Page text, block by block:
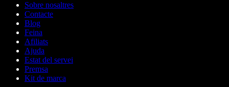
Sobre nosaltres
Contacte
Blog
Feina
Afiliats
Ajuda
Estat del servei
Premsa
Kit de marca